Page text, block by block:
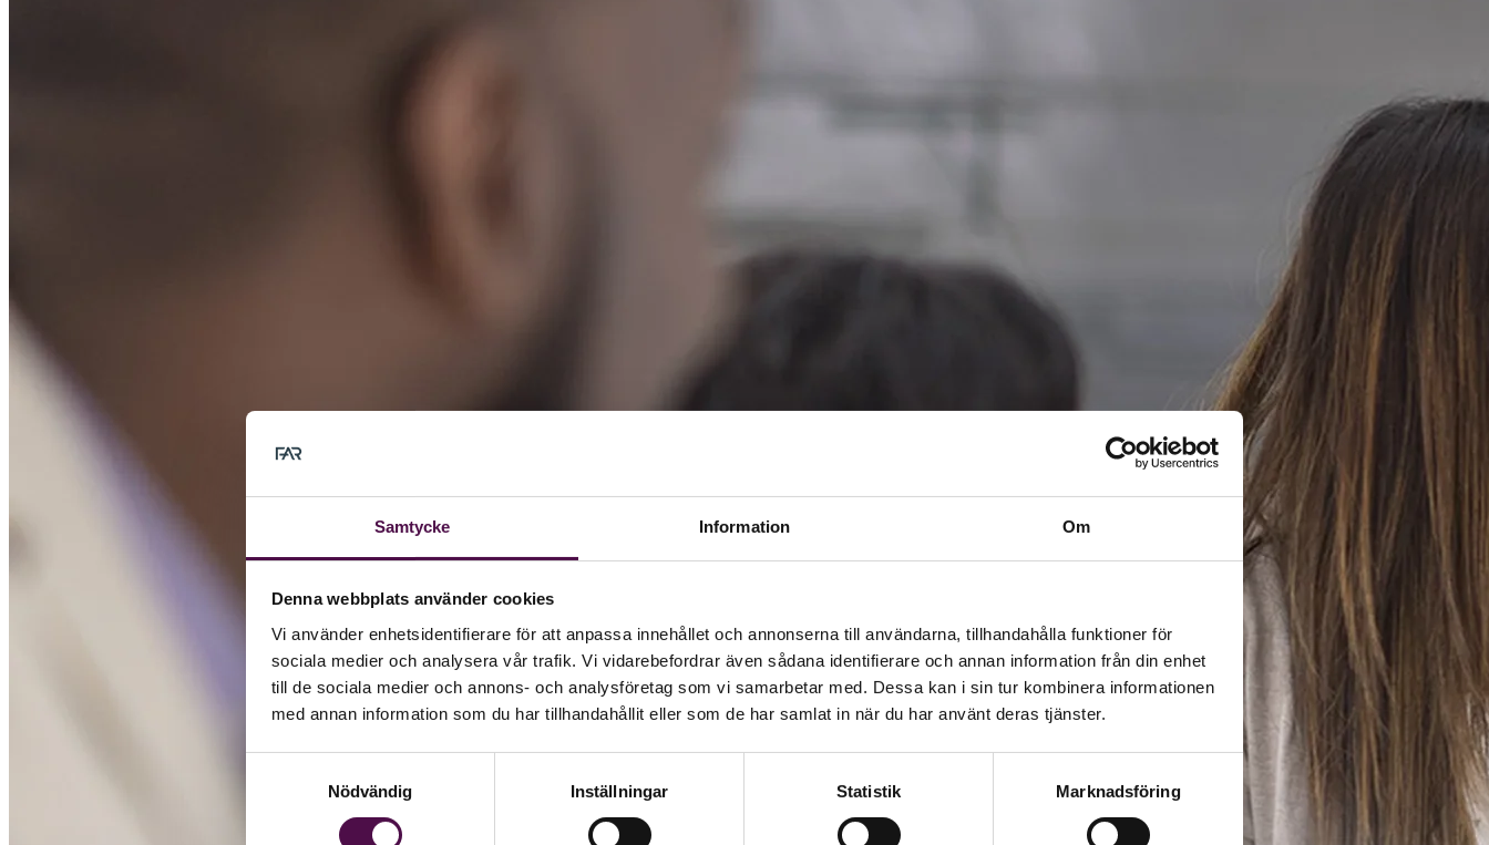
Samtycke Information Om
Denna webbplats använder cookies
Vi använder enhetsidentifierare för att anpassa innehållet och annonserna till användarna, tillhandahålla funktioner för
sociala medier och analysera vår trafik. Vi vidarebefordrar även sådana identifierare och annan information från din enhet
till de sociala medier och annons- och analysföretag som vi samarbetar med. Dessa kan i sin tur kombinera informationen
med annan information som du har tillhandahållit eller som de har samlat in när du har använt deras tjänster.
Nödvändig
Inställningar Statistik Marknadsföring